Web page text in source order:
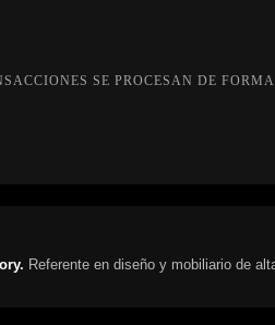
SE PROCESAN DE
Referente en diseño y mobiliario de